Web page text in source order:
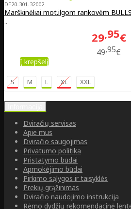
DE20-301-32002
Marškinėliai mot.ilgom rankovėm
..
29 95€
49 95€
Į krepšelį
S M L XL XXL
Dviračių servisas
Apie mus
Dviračio saugojimas
Privatumo politika
Pristatymo būdai
Apmokėjimo būdai
Pirkimo sąlygos ir taisyklės
Prekių grąžinimas
Dviračio naudojimo instrukcija
Rėmo dydžių rekomendacinė